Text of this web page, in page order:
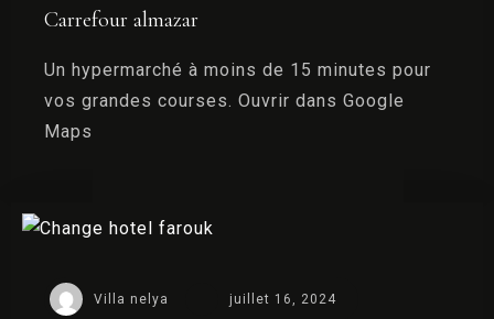
Carrefour almazar
Un hypermarché à moins de 15 minutes pour
vos grandes courses. Ouvrir dans Google
Maps
Villa nelya juillet 16, 2024